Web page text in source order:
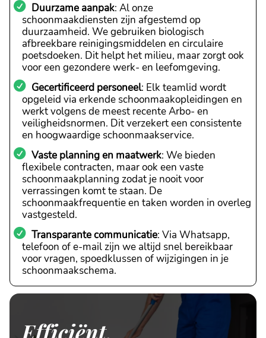
Duurzame aanpak: Al onze
schoonmaakdiensten zijn afgestemd op
duurzaamheid. We gebruiken biologisch
afbreekbare reinigingsmiddelen en circulaire
poetsdoeken. Dit helpt het milieu, maar zorgt ook
voor een gezondere werk- en leefomgeving.
Gecertificeerd personeel: Elk teamlid wordt
opgeleid via erkende schoonmaakopleidingen en
werkt volgens de meest recente Arbo- en
veiligheidsnormen. Dit verzekert een consistente
en hoogwaardige schoonmaakservice.
Vaste planning en maatwerk: We bieden
flexibele contracten, maar ook een vaste
schoonmaakplanning zodat je nooit voor
verrassingen komt te staan. De
schoonmaakfrequentie en taken worden in overleg
vastgesteld.
Transparante communicatie: Via Whatsapp,
telefoon of e-mail zijn we altijd snel bereikbaar
voor vragen, spoedklussen of wijzigingen in je
schoonmaakschema.
Efficiënt,